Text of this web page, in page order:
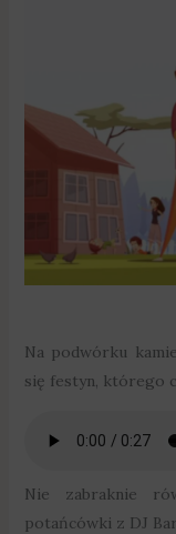
Na podwórku
się festyn, którego
Nie zabraknie
potańcówki z DJ